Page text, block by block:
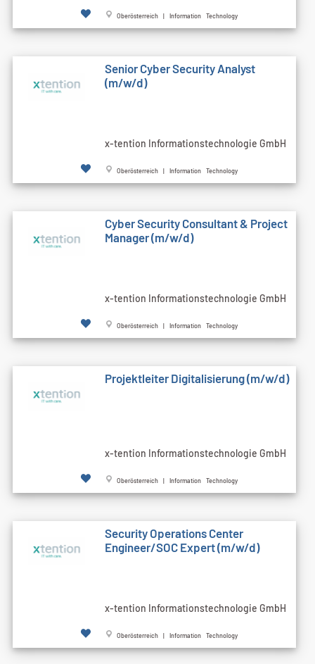
Oberösterreich | Information Technology
Senior Cyber Security Analyst
(m/w/d)
x-tention Informationstechnologie GmbH
Oberösterreich | Information Technology
Cyber Security Consultant & Project
Manager (m/w/d)
x-tention Informationstechnologie GmbH
Oberösterreich | Information Technology
Projektleiter Digitalisierung (m/w/d)
x-tention Informationstechnologie GmbH
Oberösterreich | Information Technology
Security Operations Center
Engineer/SOC Expert (m/w/d)
x-tention Informationstechnologie GmbH
Oberösterreich | Information Technology